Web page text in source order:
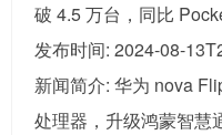
破 4.5 万台，同比
发布时间: 2024-08-
新闻简介: 华为 nova
处理器，升级鸿蒙智慧